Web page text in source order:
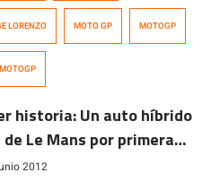
LORENZO MOTO GP MOTOGP
historia: Un auto híbrido
Le Mans por primera
2012